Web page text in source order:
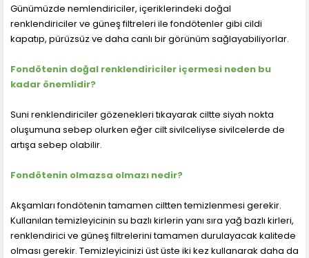
Günümüzde nemlendiriciler, içeriklerindeki doğal
renklendiriciler ve güneş filtreleri ile fondötenler gibi cildi
kapatıp, pürüzsüz ve daha canlı bir görünüm sağlayabiliyorlar.
Fondötenin doğal renklendiriciler içermesi neden bu
kadar önemlidir?
Suni renklendiriciler gözenekleri tıkayarak ciltte siyah nokta
oluşumuna sebep olurken eğer cilt sivilceliyse sivilcelerde de
artışa sebep olabilir.
Fondötenin olmazsa olmazı nedir?
Akşamları fondötenin tamamen ciltten temizlenmesi gerekir.
Kullanılan temizleyicinin su bazlı kirlerin yanı sıra yağ bazlı kirleri,
renklendirici ve güneş filtrelerini tamamen durulayacak kalitede
olması gerekir. Temizleyicinizi üst üste iki kez kullanarak daha da